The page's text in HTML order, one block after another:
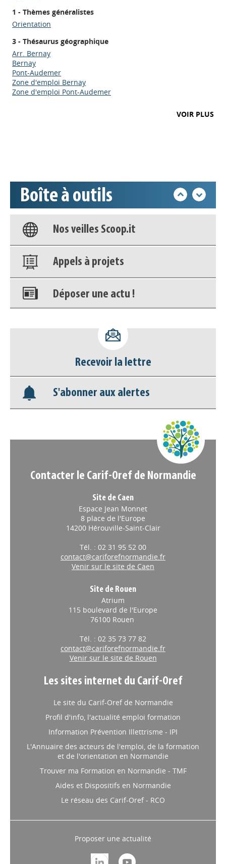
1 - Thèmes généralistes
Orientation
3 - Thésaurus géographique
Arr. Bernay
Bernay
Pont-Audemer
Zone d'emploi Bernay
Zone d'emploi Pont-Audemer
VOIR PLUS
Boîte à outils
Appels à projets
Base documentaire
Nos veilles Scoop.it
Appels à projets
Déposer une actu !
déconnecter)
Base documentaire
Nos veilles Scoop.it
Recevoir la lettre
S'abonner aux alertes
Contacter le Carif-Oref de Normandie
Site de Caen
Espace Jean Monnet
8 place de l'Europe
14200 Hérouville-Saint-Clair
Tél. : 02 31 95 52 00
contact@cariforefnormandie.fr
Venir sur le site de Caen
Site de Rouen
Atrium
115 boulevard de l'Europe
76100 Rouen
Tél. : 02 35 73 77 82
contact@cariforefnormandie.fr
Venir sur le site de Rouen
Les sites internet du Carif-Oref
Le site du Carif-Oref de Normandie
Profil d'info, l'actualité emploi formation
Information Prévention Illettrisme - IPI
L'Annuaire des acteurs de l'emploi, de la formation
et de l'orientation en Normandie
Trouver ma Formation en Normandie - TMF
Aides et Dispositifs en Normandie
Le réseau des Carif-Oref - RCO
Proposer une actualité